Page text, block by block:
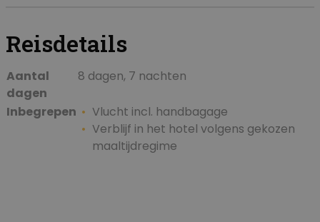
Reisdetails
Aantal
dagen
8 dagen, 7 nachten
Inbegrepen
Vlucht incl. handbagage
Verblijf in het hotel volgens gekozen
maaltijdregime